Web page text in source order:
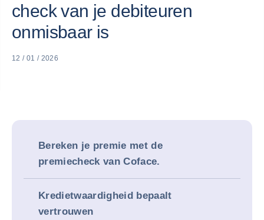
check van je debiteuren
onmisbaar is
12 / 01 / 2026
Bereken je premie met de
premiecheck van Coface.
Kredietwaardigheid bepaalt
vertrouwen